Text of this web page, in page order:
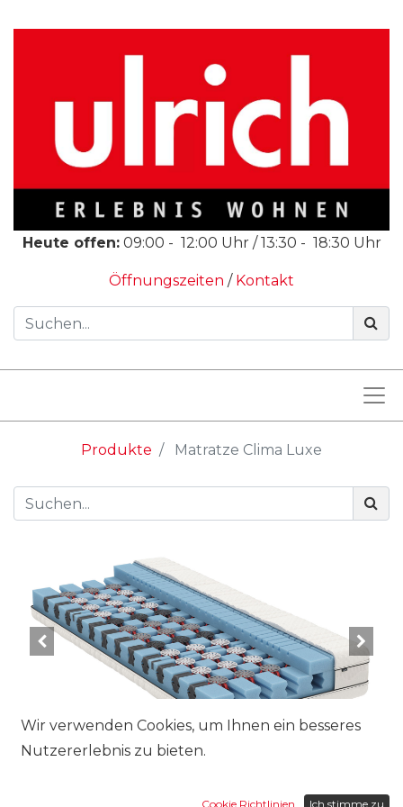
Heute offen: 09:00 - 12:00 Uhr /13:30 - 18:30 Uhr
Öffnungszeiten / Kontakt
Produkte Matratze Clima Luxe
Wir verwenden Cookies, um Ihnen ein besseres
Nutzererlebnis zu bieten.
Cookie Richtlinien Ich stimme zu